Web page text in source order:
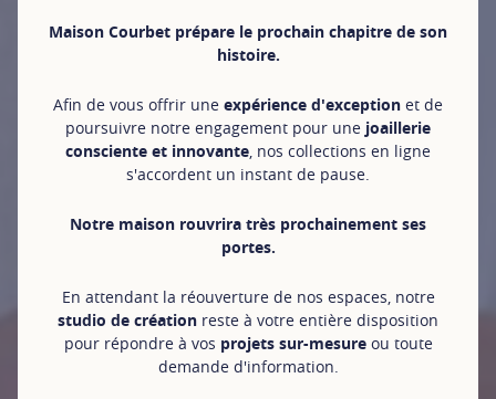
Maison Courbet prépare le prochain chapitre de son
histoire.
Afin de vous offrir une expérience d'exception et de
poursuivre notre engagement pour une joaillerie
consciente et innovante, nos collections en ligne
s'accordent un instant de pause.
Notre maison rouvrira très prochainement ses
portes.
En attendant la réouverture de nos espaces, notre
studio de création reste à votre entière disposition
pour répondre à vos projets sur-mesureou toute
demande d'information.